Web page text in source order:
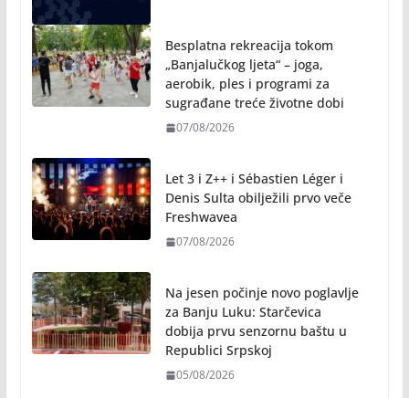
Besplatna rekreacija tokom
„Banjalučkog ljeta“ – joga,
aerobik, ples i programi za
sugrađane treće životne dobi
07/08/2026
Let 3 i Z++ i Sébastien Léger i
Denis Sulta obilježili prvo veče
Freshwavea
07/08/2026
Na jesen počinje novo poglavlje
za Banju Luku: Starčevica
dobija prvu senzornu baštu u
Republici Srpskoj
05/08/2026